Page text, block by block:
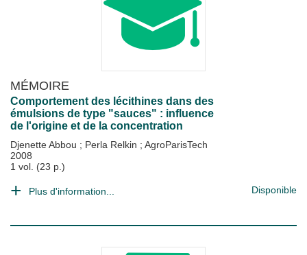
MÉMOIRE
Comportement des lécithines dans des
émulsions de type "sauces" : influence
de l'origine et de la concentration
Djenette Abbou ; Perla Relkin ; AgroParisTech
2008
1 vol. (23 p.)
Plus d'information... Disponible